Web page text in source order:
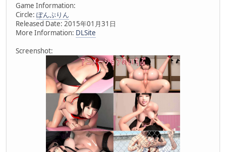
Game Information:
Circle: ぽんぷりん
Released Date: 2015年01月31日
More Information: DLSite
Screenshot: